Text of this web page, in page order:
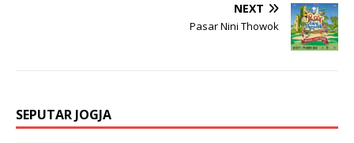
NEXT
Pasar Nini Thowok
SEPUTAR JOGJA